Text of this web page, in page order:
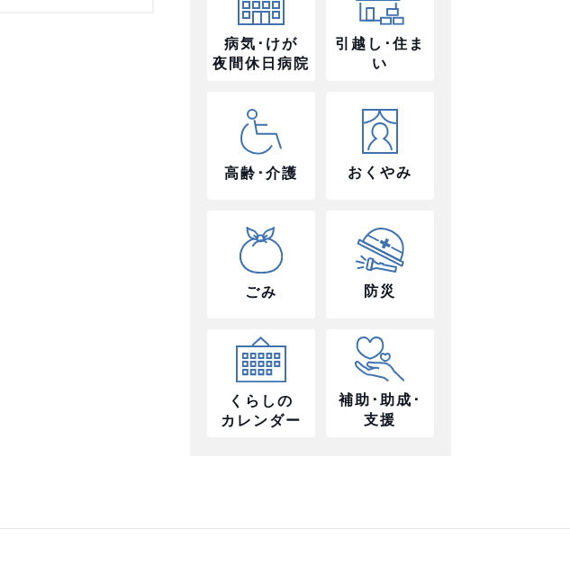
病気･けが
夜間休日病院
引越し･住ま
い
高齢･介護 おくやみ
ごみ 防災
くらしの
カレンダー
補助･助成･
支援